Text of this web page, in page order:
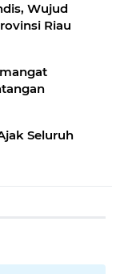
Wujud
Riau
Seluruh